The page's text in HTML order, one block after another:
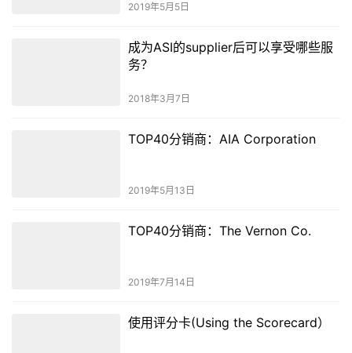
2019年5月5日
成为ASI的supplier后可以享受哪些服
务？
2018年3月7日
TOP40分销商：AIA Corporation
2019年5月13日
TOP40分销商：The Vernon Co.
2019年7月14日
使用评分卡(Using the Scorecard）